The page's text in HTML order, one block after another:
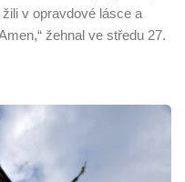
v opravdové lásce a
žehnal ve středu 27.